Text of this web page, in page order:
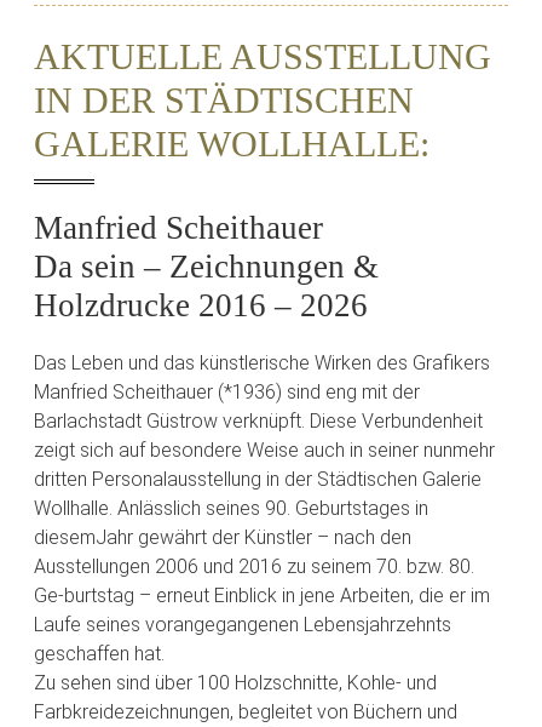
AKTUELLE AUSSTELLUNG
IN DER STÄDTISCHEN
GALERIE WOLLHALLE:
Manfried Scheithauer
Da sein – Zeichnungen &
Holzdrucke 2016 – 2026
Das Leben und das künstlerische Wirken des Grafikers
Manfried Scheithauer (*1936) sind eng mit der
Barlachstadt Güstrow verknüpft. Diese Verbundenheit
zeigt sich auf besondere Weise auch in seiner nunmehr
dritten Personalausstellung in der Städtischen Galerie
Wollhalle. Anlässlich seines 90. Geburtstages in
diesemJahr gewährt der Künstler – nach den
Ausstellungen 2006 und 2016 zu seinem 70. bzw. 80.
Ge-burtstag – erneut Einblick in jene Arbeiten, die er im
Laufe seines vorangegangenen Lebensjahrzehnts
geschaffen hat.
Zu sehen sind über 100 Holzschnitte, Kohle- und
Farbkreidezeichnungen, begleitet von Büchern und